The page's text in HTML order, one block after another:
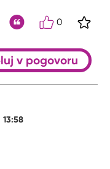
0
v pogovoru